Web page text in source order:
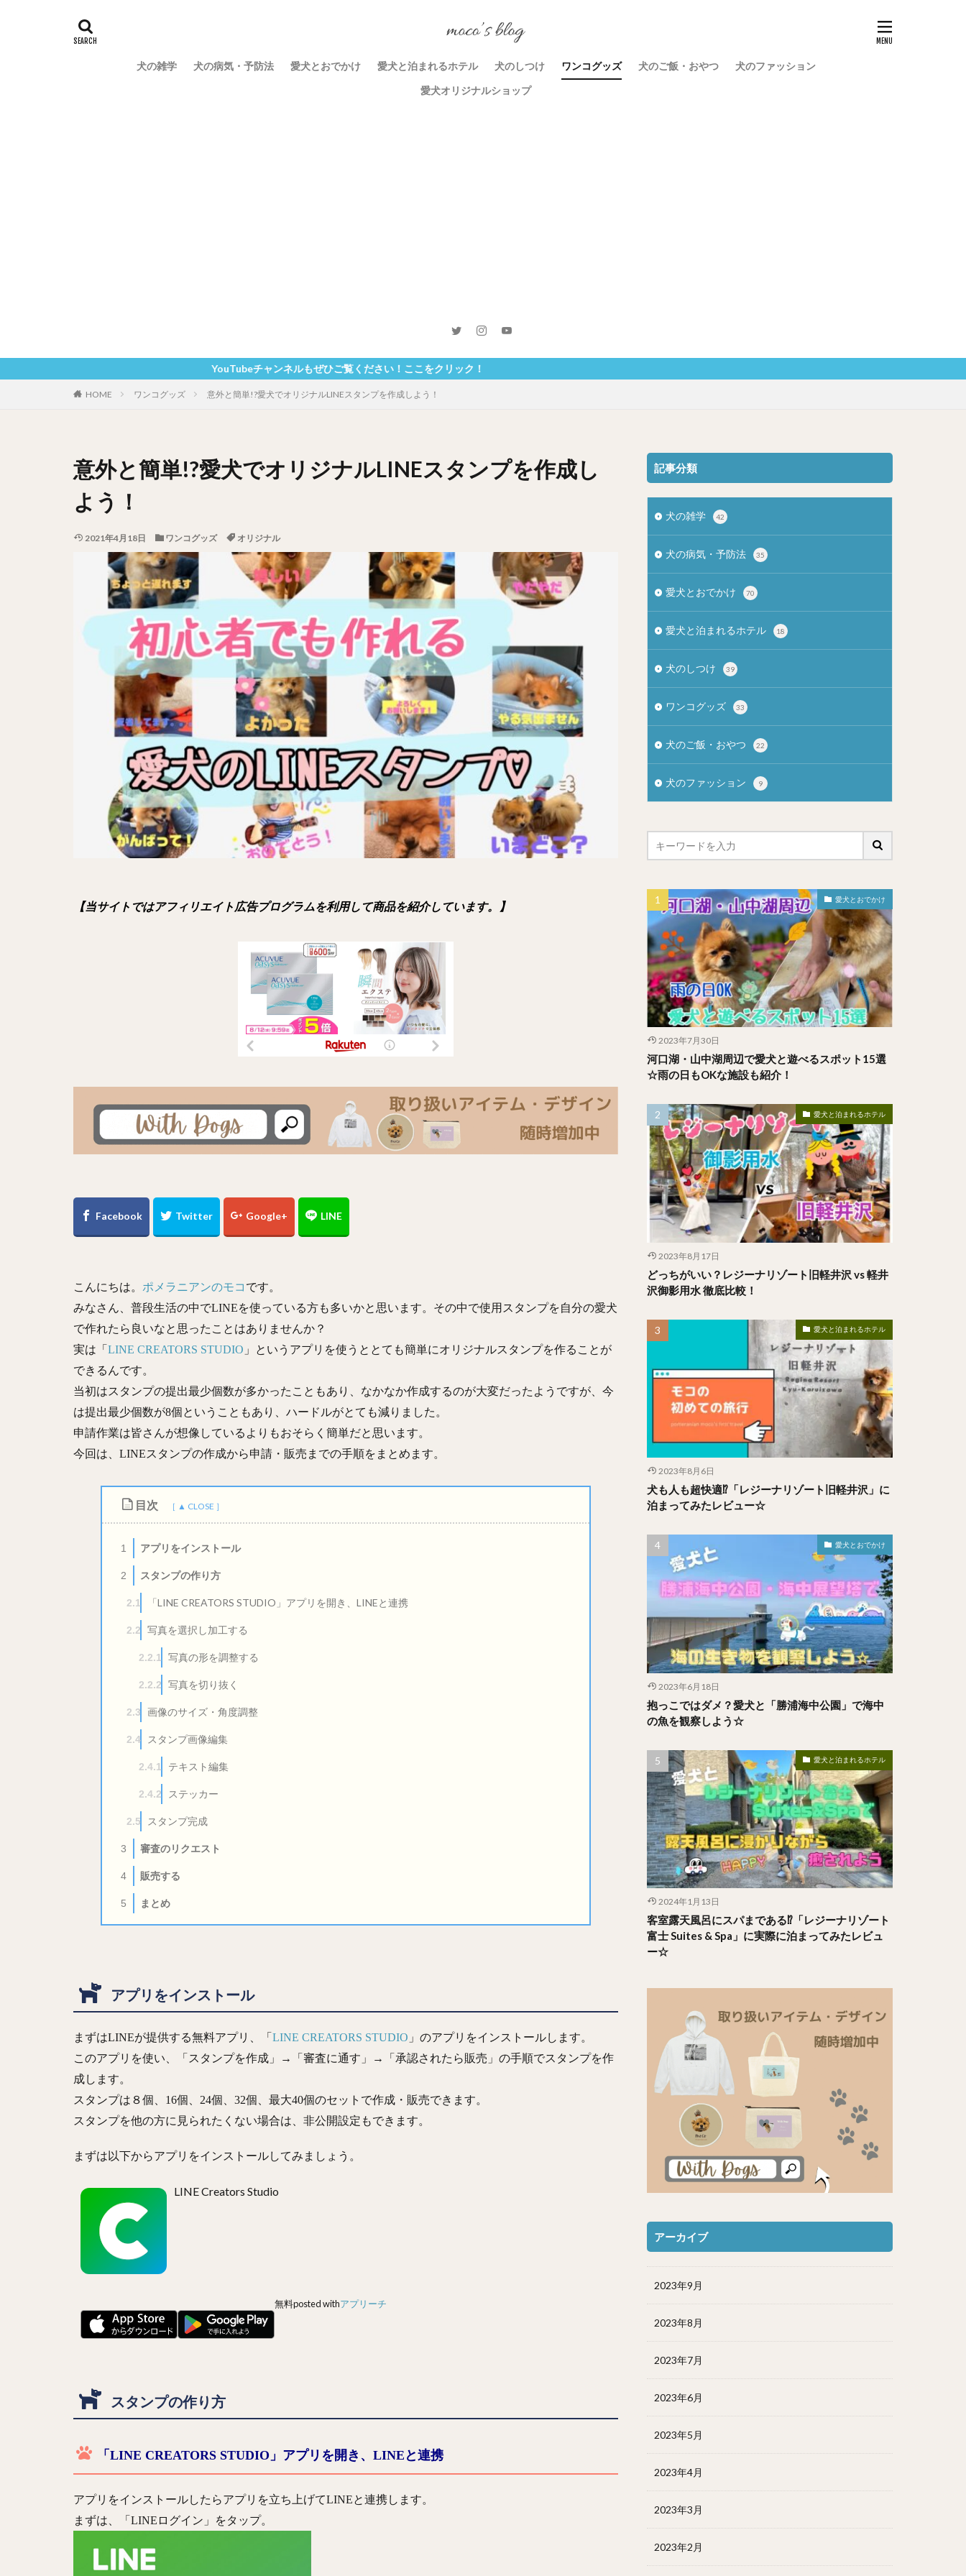
犬の雑学 犬の病気・予防法 愛犬とおでかけ 愛犬と泊まれるホテル 犬のしつけ ワンコグッズ 犬のご飯・おやつ
犬のファッション
愛犬オリジナルショップ
YouTubeチャンネルもぜひご覧ください！ここをクリック！
HOME ワンコグッズ 意外と簡単!?愛犬でオリジナルLINEスタンプを作成しよう！
意外と簡単!?愛犬でオリジナルLINEスタンプを作成し
よう！
2021年4月18日 ワンコグッズ オリジナル
【当サイトではアフィリエイト広告プログラムを利用して商品を紹介しています。】
こんにちは。 ポメラニアンのモコ です。
みなさん、普段生活の中でLINEを使っている方も多いかと思います。その中で使用スタンプを自分の愛犬
で作れたら良いなと思ったことはありませんか？
実は「 LINE CREATORS STUDIO 」というアプリを使うととても簡単にオリジナルスタンプを作ることが
できるんです。
当初はスタンプの提出最少個数が多かったこともあり、なかなか作成するのが大変だったようですが、今
は提出最少個数が8個ということもあり、ハードルがとても減りました。
申請作業は皆さんが想像しているよりもおそらく簡単だと思います。
今回は、LINEスタンプの作成から申請・販売までの手順をまとめます。
目次
1 アプリをインストール
2 スタンプの作り方
2.1 「LINE CREATORS STUDIO」アプリを開き、LINEと連携
2.2 写真を選択し加工する
2.2.1 写真の形を調整する
2.2.2 写真を切り抜く
2.3 画像のサイズ・角度調整
2.4 スタンプ画像編集
2.4.1 テキスト編集
2.4.2 ステッカー
2.5 スタンプ完成
3 審査のリクエスト
4 販売する
5 まとめ
アプリをインストール
まずはLINEが提供する無料アプリ、「 LINE CREATORS STUDIO 」のアプリをインストールします。
このアプリを使い、「スタンプを作成」→「審査に通す」→「承認されたら販売」の手順でスタンプを作
成します。
スタンプは８個、16個、24個、32個、最大40個のセットで作成・販売できます。
スタンプを他の方に見られたくない場合は、 非公開設定もできます。
まずは以下からアプリをインストールしてみましょう。
LINE Creators Studio
無料posted withアプリーチ
スタンプの作り方
「LINE CREATORS STUDIO」アプリを開き、LINEと連携
アプリをインストールしたらアプリを立ち上げてLINEと連携します。
まずは、「LINEログイン」をタップ。
記事分類
犬の雑学 42
犬の病気・予防法 35
愛犬とおでかけ 70
愛犬と泊まれるホテル 18
犬のしつけ 39
ワンコグッズ 33
犬のご飯・おやつ 22
犬のファッション 9
愛犬とおでかけ
2023年7月30日
河口湖・山中湖周辺で愛犬と遊べるスポット15選
☆雨の日もOKな施設も紹介！
愛犬と泊まれるホテル
2023年8月17日
どっちがいい？レジーナリゾート旧軽井沢 vs 軽井
沢御影用水 徹底比較！
愛犬と泊まれるホテル
2023年8月6日
犬も人も超快適⁉︎「レジーナリゾート旧軽井沢」に
泊まってみたレビュー☆
愛犬とおでかけ
2023年6月18日
抱っこではダメ？愛犬と「勝浦海中公園」で海中
の魚を観察しよう☆
愛犬と泊まれるホテル
2024年1月13日
客室露天風呂にスパまである⁉︎「レジーナリゾート
富士 Suites & Spa」に実際に泊まってみたレビュ
ー☆
アーカイブ
2023年9月
2023年8月
2023年7月
2023年6月
2023年5月
2023年4月
2023年3月
2023年2月